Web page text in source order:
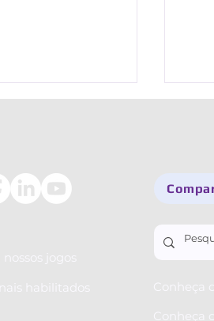
Afinando o
Por
eu
jogos
habilitados
Conheça
Conheça